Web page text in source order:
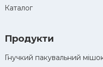
Каталог
Продукти
Гнучкий пакувальний